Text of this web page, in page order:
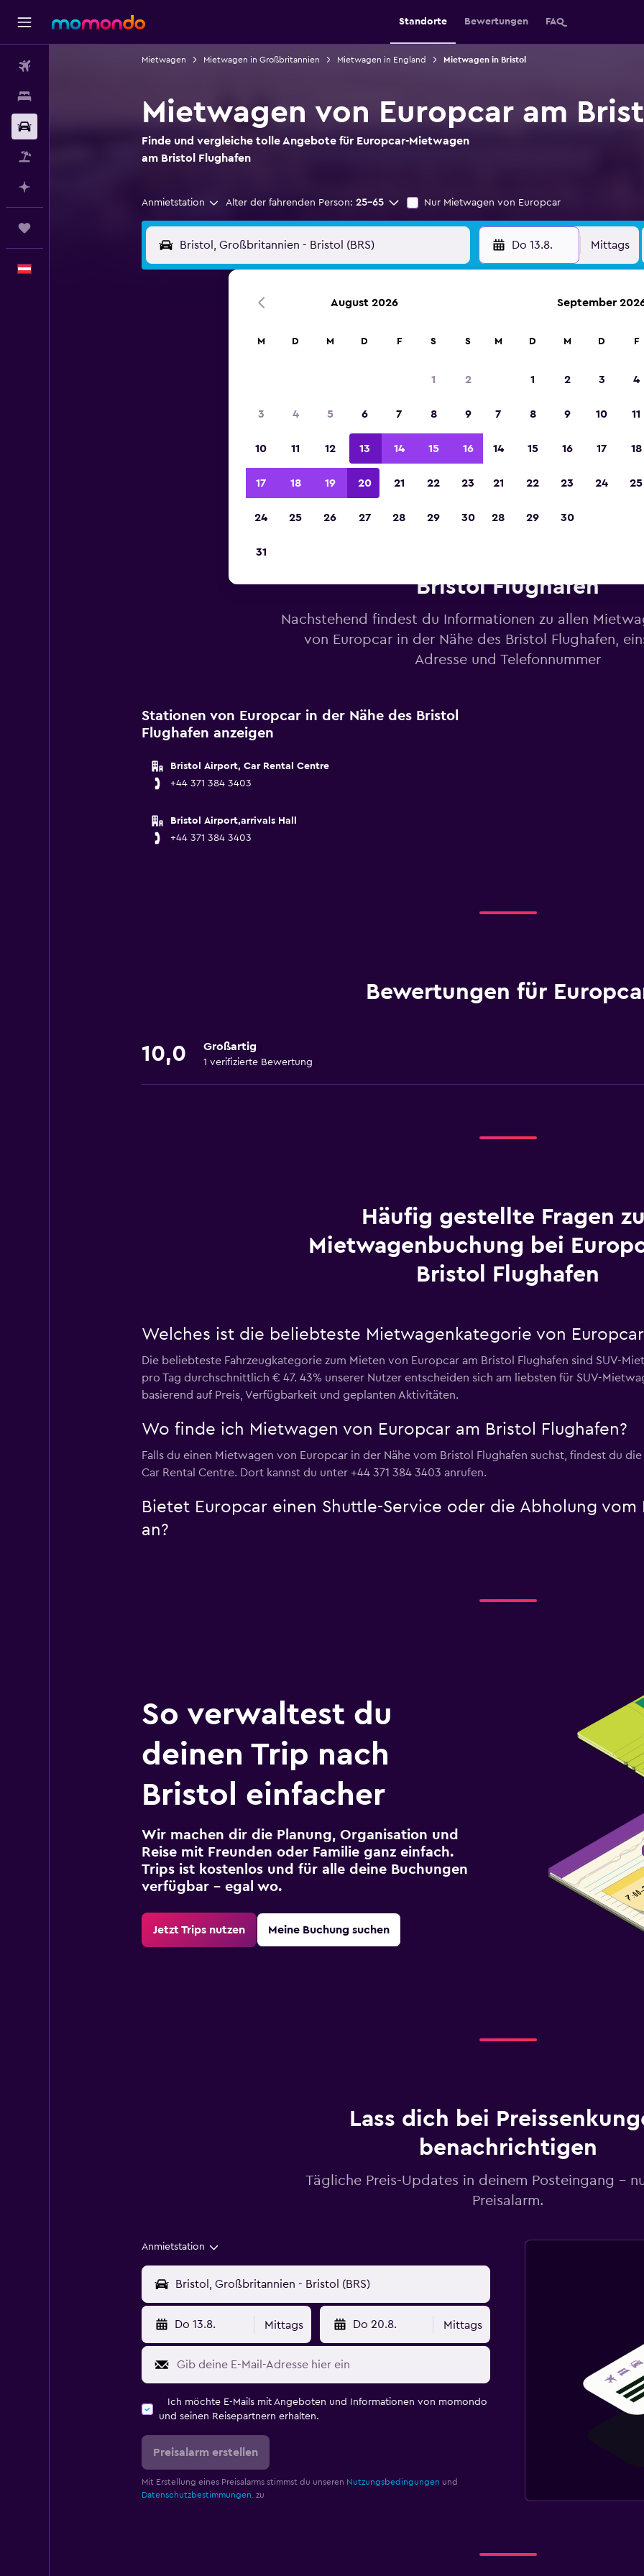
Standorte Bewertungen FAQ
Mietwagen Mietwagen in Großbritannien Mietwagen in England Mietwagen in Bristol
Mietwagen von Europcar am
Finde und vergleiche tolle Angebote für Europcar-Mietwagen
am Bristol Flughafen
Anmietstation Alter der fahrenden Person: 25-65 Nur Mietwagen von Europcar
Do 13.8. Mittags
Sieger 2023 gekürt
Bristol Flughafen
Nachstehend findest du Informationen zu allen
von Europcar in der Nähe des Bristol Flughafen,
Adresse und Telefonnummer
Stationen von Europcar in der Nähe des Bristol
Flughafen anzeigen
Bristol Airport, Car Rental Centre
+44 371 384 3403
Bristol Airport,arrivals Hall
+44 371 384 3403
Bewertungen für
10,0 Großartig
1 verifizierte Bewertung
Häufig gestellte Fragen
Mietwagenbuchung bei
Bristol Flughafen
Welches ist die beliebteste Mietwagenkategorie von
Die beliebteste Fahrzeugkategorie zum Mieten von Europcar am Bristol Flughafen sind SUV-
pro Tag durchschnittlich € 47. 43% unserer Nutzer entscheiden sich am liebsten für SUV-
basierend auf Preis, Verfügbarkeit und geplanten Aktivitäten.
Wo finde ich Mietwagen von Europcar am Bristol Flughafen?
Falls du einen Mietwagen von Europcar in der Nähe vom Bristol Flughafen suchst, findest du
Car Rental Centre. Dort kannst du unter +44 371 384 3403 anrufen.
Bietet Europcar einen Shuttle-Service oder die Abholung vom
an?
So verwaltest du
deinen Trip nach
Bristol einfacher
Wir machen dir die Planung, Organisation und
Reise mit Freunden oder Familie ganz einfach.
Trips ist kostenlos und für alle deine Buchungen
verfügbar – egal wo.
Jetzt Trips nutzen Meine Buchung suchen
Lass dich bei
benachrichtigen
Tägliche Preis-Updates in deinem Posteingang –
Preisalarm.
Anmietstation
Do 13.8. Mittags Do 20.8. Mittags
Ich möchte E-Mails mit Angeboten und Informationen von momondo
und seinen Reisepartnern erhalten.
Preisalarm erstellen
Mit Erstellung eines Preisalarms stimmst du unseren Nutzungsbedingungen und
Datenschutzbestimmungen.zu
August 2026
M D M D F S S
1 2
3 4 5 6 7 8 9
10 11 12 13 14 15 16
17 18 19 20 21 22 23
24 25 26 27 28 29 30
31
September
M D M D F
1 2 3 4
7 8 9 10 11
14 15 16 17 18
21 22 23 24 25
28 29 30